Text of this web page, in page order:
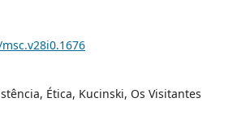
Ética, Kucinski, Os Visitantes